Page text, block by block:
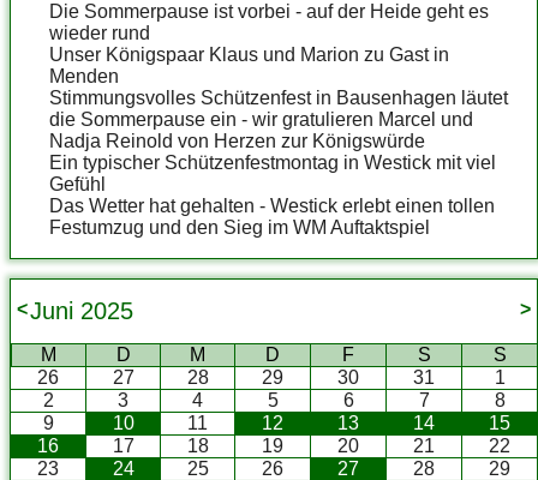
Die Sommerpause ist vorbei - auf der Heide geht es
wieder rund
Unser Königspaar Klaus und Marion zu Gast in
Menden
Stimmungsvolles Schützenfest in Bausenhagen läutet
die Sommerpause ein - wir gratulieren Marcel und
Nadja Reinold von Herzen zur Königswürde
Ein typischer Schützenfestmontag in Westick mit viel
Gefühl
Das Wetter hat gehalten - Westick erlebt einen tollen
Festumzug und den Sieg im WM Auftaktspiel
Juni 2025
< >
M D M D F S
S
26
27 28 29 30 31
1
2
3 4 5 6 7
8
9
10 11 12 13 14
15
16
17 18 19 20 21
22
23
24 25 26 27 28
29